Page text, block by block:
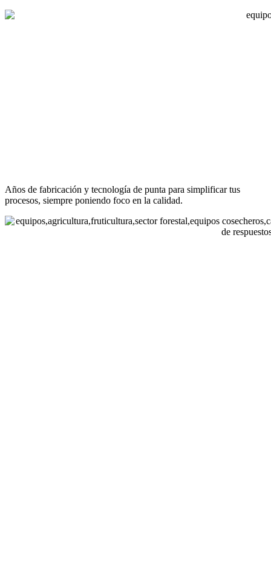
Años de fabricación y tecnología de punta para simplificar tus
procesos, siempre poniendo foco en la calidad.